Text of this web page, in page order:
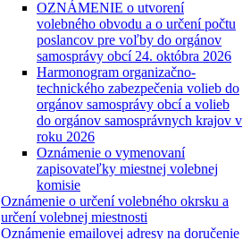
OZNÁMENIE o utvorení
volebného obvodu a o určení počtu
poslancov pre voľby do orgánov
samosprávy obcí 24. októbra 2026
Harmonogram organizačno-
technického zabezpečenia volieb do
orgánov samosprávy obcí a volieb
do orgánov samosprávnych krajov v
roku 2026
Oznámenie o vymenovaní
zapisovateľky miestnej volebnej
komisie
Oznámenie o určení volebného okrsku a
určení volebnej miestnosti
Oznámenie emailovej adresy na doručenie